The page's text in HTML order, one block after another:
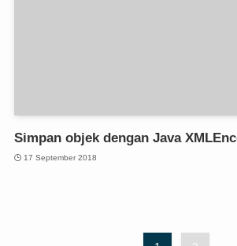
Simpan objek dengan Java
17 September 2018